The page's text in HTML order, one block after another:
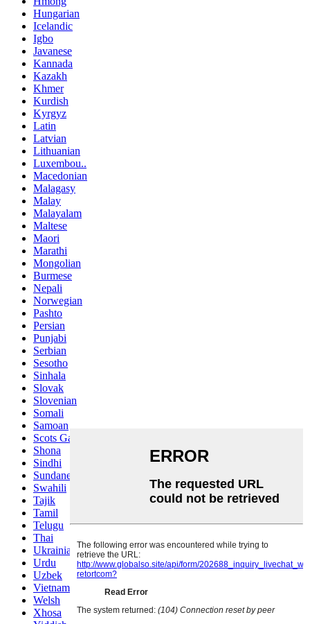
Hungarian
Icelandic
Igbo
Javanese
Kannada
Kazakh
Khmer
Kurdish
Kyrgyz
Latin
Latvian
Lithuanian
Luxembou..
Macedonian
Malagasy
Malay
Malayalam
Maltese
Maori
Marathi
Mongolian
Burmese
Nepali
Norwegian
Pashto
Persian
Punjabi
Serbian
Sesotho
Sinhala
Slovak
Slovenian
Somali
Samoan
Scots Gaelic
Shona
Sindhi
Sundanese
Swahili
Tajik
Tamil
Telugu
Thai
Ukrainian
Urdu
Uzbek
Vietnamese
Welsh
Xhosa